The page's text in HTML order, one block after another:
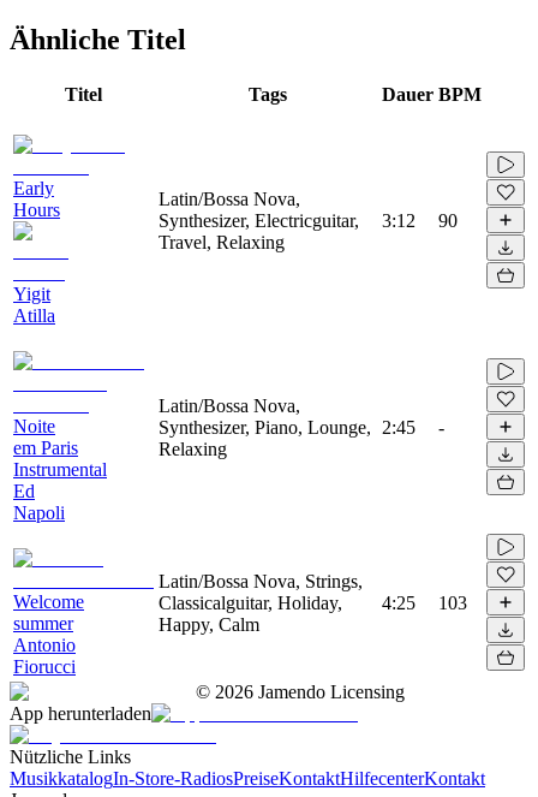
Ähnliche Titel
Titel Tags Dauer BPM
Early
Hours
Yigit
Atilla
Latin/Bossa Nova,
Synthesizer, Electricguitar,
Travel, Relaxing
3:12 90
Noite
em Paris
Instrumental
Ed
Napoli
Latin/Bossa Nova,
Synthesizer, Piano, Lounge,
Relaxing
2:45 -
Welcome
summer
Antonio
Fiorucci
Latin/Bossa Nova, Strings,
Classicalguitar, Holiday,
Happy, Calm
4:25 103
© 2026 Jamendo Licensing
App herunterladen
Nützliche Links
MusikkatalogIn-Store-RadiosPreiseKontaktHilfecenterKontakt